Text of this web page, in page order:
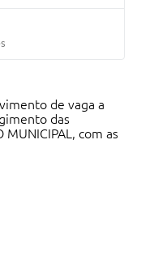
de vaga a
das
MUNICIPAL, com as